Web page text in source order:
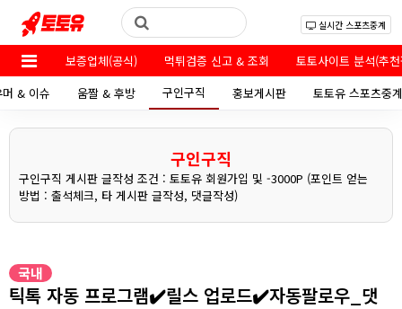
실시간 스포츠중계
보증업체(공식) 먹튀검증 신고 & 조회
토토사이트 분석(추
머 & 이슈
움짤 & 후방 구인구직 홍보게시판 토토유 스포츠중계
구인구직
구인구직 게시판 글작성 조건 : 토토유 회원가입 및 -3000P (포인트 얻는
방법 : 출석체크, 타 게시판 글작성, 댓글작성)
국내
틱톡 자동 프로그램✔️릴스 업로드✔️자동팔로우_댓